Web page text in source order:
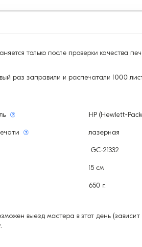
только после проверки качества
раз заправили и распечатали 1000
HP (Hewlett-
лазерная
GC-21332
15 см
650 г.
выезд мастера в этот день (зависит